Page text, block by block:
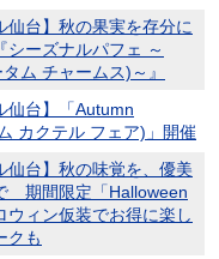
仙台】秋の果実を存分に
シーズナルパフェ ～
ム チャームス)～』
仙台】「Autumn
カクテル フェア)」開催
仙台】秋の味覚を、優美
期間限定「Halloween
ィン仮装でお得に楽し
クも